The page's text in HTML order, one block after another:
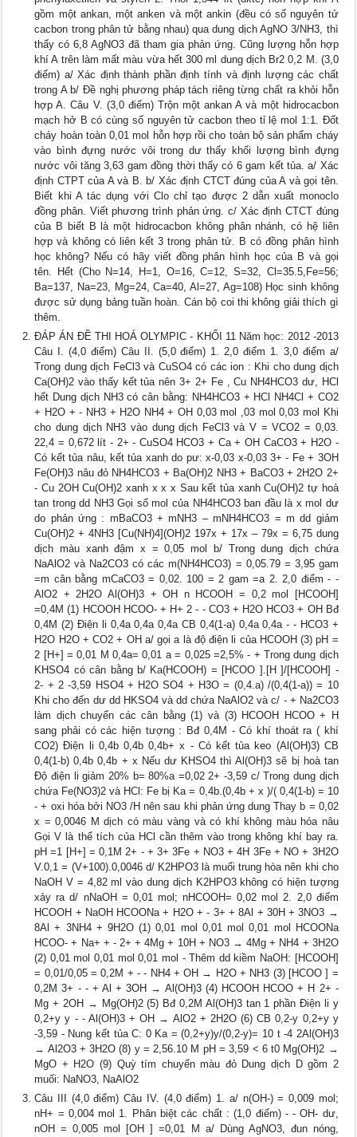
gồm một ankan, một anken và một ankin (đều có số nguyên tử
cacbon trong phân tử bằng nhau) qua dung dịch AgNO 3/NH3, thì
thấy có 6,8 AgNO3 đã tham gia phản ứng. Cũng lượng hỗn hợp
khí A trên làm mất màu vừa hết 300 ml dung dịch Br2 0,2 M. (3,0
điểm) a/ Xác định thành phần định tính và định lượng các chất
trong A b/ Đề nghị phương pháp tách riêng từng chất ra khỏi hỗn
hợp A. Câu V. (3,0 điểm) Trộn một ankan A và một hidrocacbon
mạch hở B có cùng số nguyên tử cacbon theo tỉ lệ mol 1:1. Đốt
cháy hoàn toàn 0,01 mol hỗn hợp rồi cho toàn bộ sản phẩm cháy
vào bình đựng nước vôi trong dư thấy khối lượng bình đựng
nước vôi tăng 3,63 gam đồng thời thấy có 6 gam kết tủa. a/ Xác
định CTPT của A và B. b/ Xác định CTCT đúng của A và gọi tên.
Biết khi A tác dụng với Clo chỉ tạo được 2 dẫn xuất monoclo
đồng phân. Viết phương trình phản ứng. c/ Xác định CTCT đúng
của B biết B là một hidrocacbon không phân nhánh, có hệ liên
hợp và không có liên kết 3 trong phân tử. B có đồng phân hình
học không? Nếu có hãy viết đồng phân hình học của B và gọi
tên. Hết (Cho N=14, H=1, O=16, C=12, S=32, Cl=35.5,Fe=56;
Ba=137, Na=23, Mg=24, Ca=40, Al=27, Ag=108) Học sinh không
được sử dụng bảng tuần hoàn. Cán bộ coi thi không giải thích gì
thêm.
ĐÁP ÁN ĐỀ THI HOÁ OLYMPIC - KHỐI 11 Năm học: 2012 -2013
Câu I. (4,0 điểm) Câu II. (5,0 điểm) 1. 2,0 điểm 1. 3,0 điểm a/
Trong dung dịch FeCl3 và CuSO4 có các ion : Khi cho dung dịch
Ca(OH)2 vào thấy kết tủa nên 3+ 2+ Fe , Cu NH4HCO3 dư, HCl
hết Dung dịch NH3 có cân bằng: NH4HCO3 + HCl NH4Cl + CO2
+ H2O + - NH3 + H2O NH4 + OH 0,03 mol ,03 mol 0,03 mol Khi
cho dung dịch NH3 vào dung dịch FeCl3 và V = VCO2 = 0,03.
22,4 = 0,672 lít - 2+ - CuSO4 HCO3 + Ca + OH CaCO3 + H2O -
Có kết tủa nâu, kết tủa xanh do pư: x-0,03 x-0,03 3+ - Fe + 3OH
Fe(OH)3 nâu đỏ NH4HCO3 + Ba(OH)2 NH3 + BaCO3 + 2H2O 2+
- Cu 2OH Cu(OH)2 xanh x x x Sau kết tủa xanh Cu(OH)2 tự hoà
tan trong dd NH3 Gọi số mol của NH4HCO3 ban đầu là x mol dư
do phản ứng : mBaCO3 + mNH3 – mNH4HCO3 = m dd giảm
Cu(OH)2 + 4NH3 [Cu(NH)4](OH)2 197x + 17x – 79x = 6,75 dung
dịch màu xanh đậm x = 0,05 mol b/ Trong dung dịch chứa
NaAlO2 và Na2CO3 có các m(NH4HCO3) = 0,05.79 = 3,95 gam
=m cân bằng mCaCO3 = 0,02. 100 = 2 gam =a 2. 2,0 điểm - -
AlO2 + 2H2O Al(OH)3 + OH n HCOOH = 0,2 mol [HCOOH]
=0,4M (1) HCOOH HCOO- + H+ 2 - - CO3 + H2O HCO3 + OH Bđ
0,4M (2) Điện li 0,4a 0,4a 0,4a CB 0,4(1-a) 0,4a 0,4a - - HCO3 +
H2O H2O + CO2 + OH a/ gọi a là độ điện li của HCOOH (3) pH =
2 [H+] = 0,01 M 0,4a= 0,01 a = 0,025 =2,5% - + Trong dung dịch
KHSO4 có cân bằng b/ Ka(HCOOH) = [HCOO ].[H ]/[HCOOH] -
2- + 2 -3,59 HSO4 + H2O SO4 + H3O = (0,4.a) /(0,4(1-a)) = 10
Khi cho đến dư dd HKSO4 và dd chứa NaAlO2 và c/ - + Na2CO3
làm dịch chuyển các cân bằng (1) và (3) HCOOH HCOO + H
sang phải có các hiện tượng : Bđ 0,4M - Có khí thoát ra ( khí
CO2) Điện li 0,4b 0,4b 0,4b+ x - Có kết tủa keo (Al(OH)3) CB
0,4(1-b) 0,4b 0,4b + x Nếu dư KHSO4 thì Al(OH)3 sẽ bị hoà tan
Độ điện li giảm 20% b= 80%a =0,02 2+ -3,59 c/ Trong dung dịch
chứa Fe(NO3)2 và HCl: Fe bị Ka = 0,4b.(0,4b + x )/( 0,4(1-b) = 10
- + oxi hóa bởi NO3 /H nên sau khi phản ứng dung Thay b = 0,02
x = 0,0046 M dịch có màu vàng và có khí không màu hóa nâu
Gọi V là thể tích của HCl cần thêm vào trong không khí bay ra.
pH =1 [H+] = 0,1M 2+ - + 3+ 3Fe + NO3 + 4H 3Fe + NO + 3H2O
V.0,1 = (V+100).0,0046 d/ K2HPO3 là muối trung hòa nên khi cho
NaOH V = 4,82 ml vào dung dịch K2HPO3 không có hiện tượng
xảy ra d/ nNaOH = 0,01 mol; nHCOOH= 0,02 mol 2. 2,0 điểm
HCOOH + NaOH HCOONa + H2O + - 3+ + 8Al + 30H + 3NO3 →
8Al + 3NH4 + 9H2O (1) 0,01 mol 0,01 mol 0,01 mol HCOONa
HCOO- + Na+ + - 2+ + 4Mg + 10H + NO3 → 4Mg + NH4 + 3H2O
(2) 0,01 mol 0,01 mol 0,01 mol - Thêm dd kiềm NaOH: [HCOOH]
= 0,01/0,05 = 0,2M + - - NH4 + OH → H2O + NH3 (3) [HCOO ] =
0,2M 3+ - - + Al + 3OH → Al(OH)3 (4) HCOOH HCOO + H 2+ -
Mg + 2OH → Mg(OH)2 (5) Bđ 0,2M Al(OH)3 tan 1 phần Điện li y
0,2+y y - - Al(OH)3 + OH → AlO2 + 2H2O (6) CB 0,2-y 0,2+y y
-3,59 - Nung kết tủa C: 0 Ka = (0,2+y)y/(0,2-y)= 10 t -4 2Al(OH)3
→ Al2O3 + 3H2O (8) y = 2,56.10 M pH = 3,59 < 6 t0 Mg(OH)2 →
MgO + H2O (9) Quỳ tím chuyển màu đỏ Dung dịch D gồm 2
muối: NaNO3, NaAlO2
Câu III (4,0 điểm) Câu IV. (4,0 điểm) 1. a/ n(OH-) = 0,009 mol;
nH+ = 0,004 mol 1. Phân biệt các chất : (1,0 điểm) - - OH- dư,
nOH = 0,005 mol [OH ] =0,01 M a/ Dùng AgNO3, đun nóng,